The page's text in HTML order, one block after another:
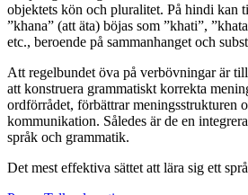
objektets kön och pluralitet. På hindi kan
”khana” (att äta) böjas som ”khati”,
etc., beroende på sammanhanget och
Att regelbundet öva på verbövningar är
att konstruera grammatiskt korrekta
ordförrådet, förbättrar meningsstrukturen
kommunikation. Således är de en
språk och grammatik.
Det mest effektiva sättet att lära sig ett